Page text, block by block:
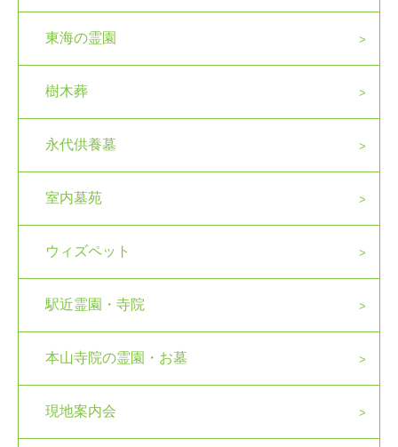
東海の霊園
樹木葬
永代供養墓
室内墓苑
ウィズペット
駅近霊園・寺院
本山寺院の霊園・お墓
現地案内会